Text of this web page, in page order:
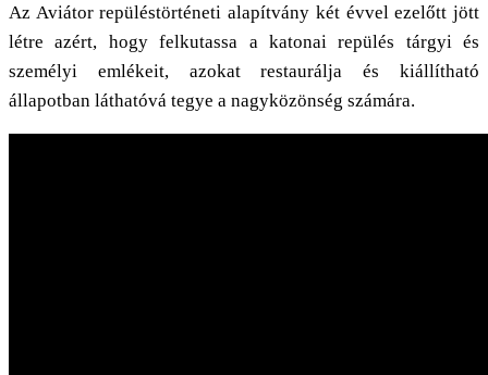
Az Aviátor repüléstörténeti alapítvány két évvel ezelőtt jött
létre azért, hogy felkutassa a katonai repülés tárgyi és
személyi emlékeit, azokat restaurálja és kiállítható
állapotban láthatóvá tegye a nagyközönség számára.